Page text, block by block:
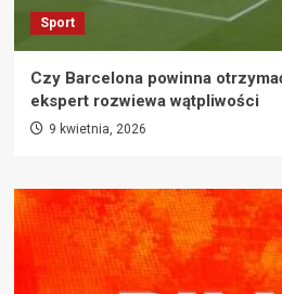
Sport
Czy Barcelona powinna
ekspert rozwiewa wątpliwości
9 kwietnia, 2026